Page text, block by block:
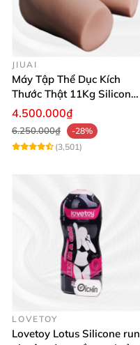
Âm Đạo Silicon Bạch Kim
JIUAI
Máy Tập Thể Dục Kích
Thước Thật 11Kg Silicon
Cao Cấp Nhật Bản
4.500.000₫
6.250.000₫
-28%
(3,501)
LOVETOY
Lovetoy Lotus Silicone